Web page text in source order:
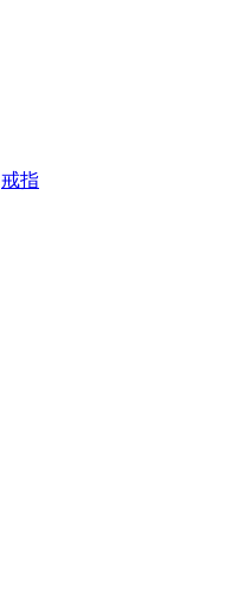
戒指